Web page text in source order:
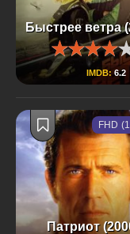
Быстрее ветра
IMDB:6.2
Патриот
FHD